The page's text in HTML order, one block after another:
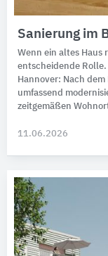
Sanierung im
Wenn ein altes Haus
entscheidende Rolle.
Hannover: Nach
umfassend
zeitgemäßen
11.06.2026